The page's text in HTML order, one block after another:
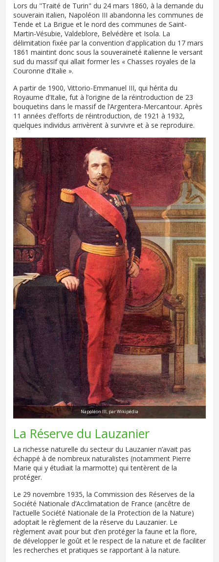
Lors du "Traité de Turin" du 24 mars 1860, à la demande du
souverain italien, Napoléon III abandonna les communes de
Tende et La Brigue et le nord des communes de Saint-
Martin-Vésubie, Valdeblore, Belvédère et Isola. La
délimitation fixée par la convention d'application du 17 mars
1861 maintint donc sous la souveraineté italienne le versant
sud du massif qui allait former les « Chasses royales de la
Couronne d’Italie ».
A partir de 1900, Vittorio-Emmanuel III, qui hérita du
Royaume d’Italie, fut à l’origine de la réintroduction de 23
bouquetins dans le massif de l’Argentera-Mercantour. Après
11 années d’efforts de réintroduction, de 1921 à 1932,
quelques individus arrivèrent à survivre et à se reproduire.
Napoléon III, par Wikipédia
La Réserve du Lauzanier
La richesse naturelle du secteur du Lauzanier n’avait pas
échappé à de nombreux naturalistes (notamment Pierre
Marie qui y étudiait la marmotte) qui tentèrent de la
protéger.
Le 29 novembre 1935, la Commission des Réserves de la
Société Nationale d’Acclimatation de France (ancêtre de
l’actuelle Société Nationale de la Protection de la Nature)
adoptait le règlement de la réserve du Lauzanier. Le
règlement avait pour but d’en protéger la faune et la flore,
de développer le goût et le respect de la nature et de faciliter
les recherches et pratiques se rapportant à la nature.